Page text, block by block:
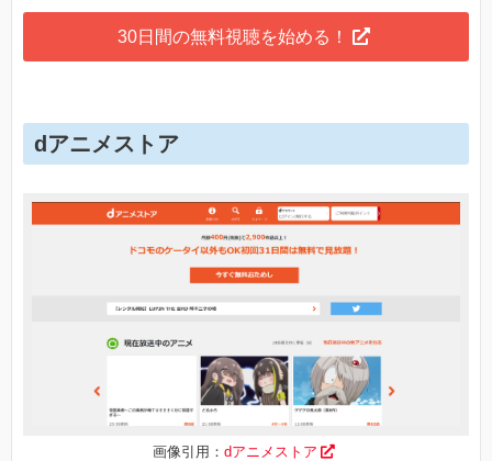
30日間の無料視聴を始める！
dアニメストア
画像引用： dアニメストア